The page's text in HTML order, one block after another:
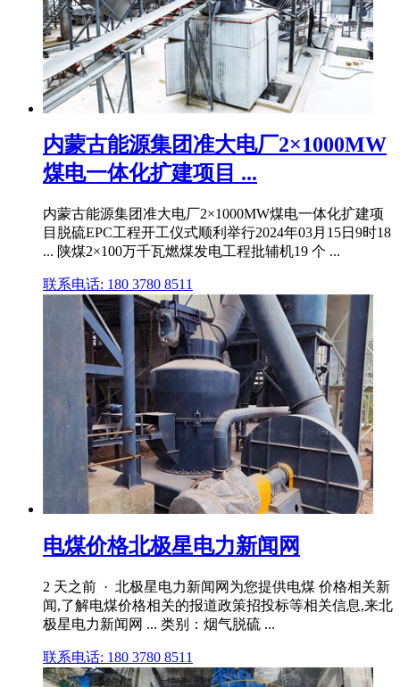
内蒙古能源集团准大电厂2×1000MW
煤电一体化扩建项目 ...
内蒙古能源集团准大电厂2×1000MW煤电一体化扩建项
目脱硫EPC工程开工仪式顺利举行2024年03月15日9时18
... 陕煤2×100万千瓦燃煤发电工程批辅机19 个 ...
联系电话: 180 3780 8511
电煤价格北极星电力新闻网
2 天之前 · 北极星电力新闻网为您提供电煤 价格相关新
闻,了解电煤价格相关的报道政策招投标等相关信息,来北
极星电力新闻网 ... 类别：烟气脱硫 ...
联系电话: 180 3780 8511